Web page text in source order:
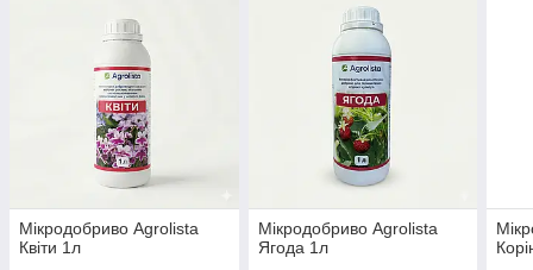
Мікродобриво Agrolista
Квіти 1л
Мікродобриво Agrolista
Ягода 1л